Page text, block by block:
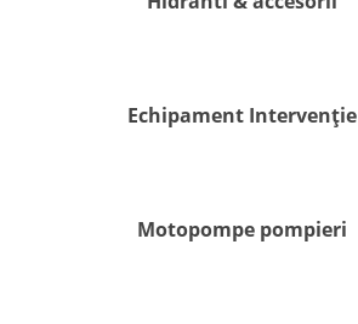
Echipament Intervenție
Motopompe pompieri